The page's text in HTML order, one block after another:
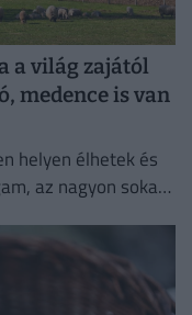
a világ zajától
medence is van
helyen élhetek és
az nagyon sokat